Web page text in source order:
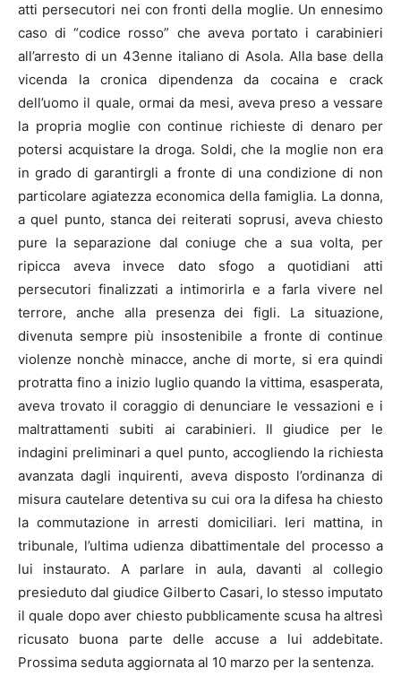
atti persecutori nei con fronti della moglie. Un ennesimo
caso di “codice rosso” che aveva portato i carabinieri
all’arresto di un 43enne italiano di Asola. Alla base della
vicenda la cronica dipendenza da cocaina e crack
dell’uomo il quale, ormai da mesi, aveva preso a vessare
la propria moglie con continue richieste di denaro per
potersi acquistare la droga. Soldi, che la moglie non era
in grado di garantirgli a fronte di una condizione di non
particolare agiatezza economica della famiglia. La donna,
a quel punto, stanca dei reiterati soprusi, aveva chiesto
pure la separazione dal coniuge che a sua volta, per
ripicca aveva invece dato sfogo a quotidiani atti
persecutori finalizzati a intimorirla e a farla vivere nel
terrore, anche alla presenza dei figli. La situazione,
divenuta sempre più insostenibile a fronte di continue
violenze nonchè minacce, anche di morte, si era quindi
protratta fino a inizio luglio quando la vittima, esasperata,
aveva trovato il coraggio di denunciare le vessazioni e i
maltrattamenti subiti ai carabinieri. Il giudice per le
indagini preliminari a quel punto, accogliendo la richiesta
avanzata dagli inquirenti, aveva disposto l’ordinanza di
misura cautelare detentiva su cui ora la difesa ha chiesto
la commutazione in arresti domiciliari. Ieri mattina, in
tribunale, l’ultima udienza dibattimentale del processo a
lui instaurato. A parlare in aula, davanti al collegio
presieduto dal giudice Gilberto Casari, lo stesso imputato
il quale dopo aver chiesto pubblicamente scusa ha altresì
ricusato buona parte delle accuse a lui addebitate.
Prossima seduta aggiornata al 10 marzo per la sentenza.